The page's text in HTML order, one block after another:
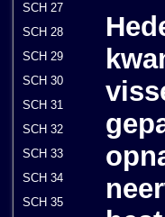
SCH 27
SCH 28
SCH 29
SCH 30
SCH 31
SCH 32
SCH 33
SCH 34
SCH 35